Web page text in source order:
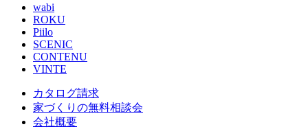
wabi
ROKU
Piilo
SCENIC
CONTENU
VINTE
カタログ請求
家づくりの無料相談会
会社概要